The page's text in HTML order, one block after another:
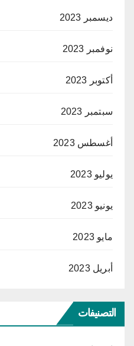
ديسمبر 2023
نوفمبر 2023
أكتوبر 2023
سبتمبر 2023
أغسطس 2023
يوليو 2023
يونيو 2023
مايو 2023
أبريل 2023
التصنيفات